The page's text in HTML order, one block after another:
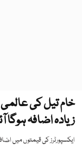
خام تیل کی
زیادہ اضافہ
ایکسپورٹرز کی قیمتوں میں